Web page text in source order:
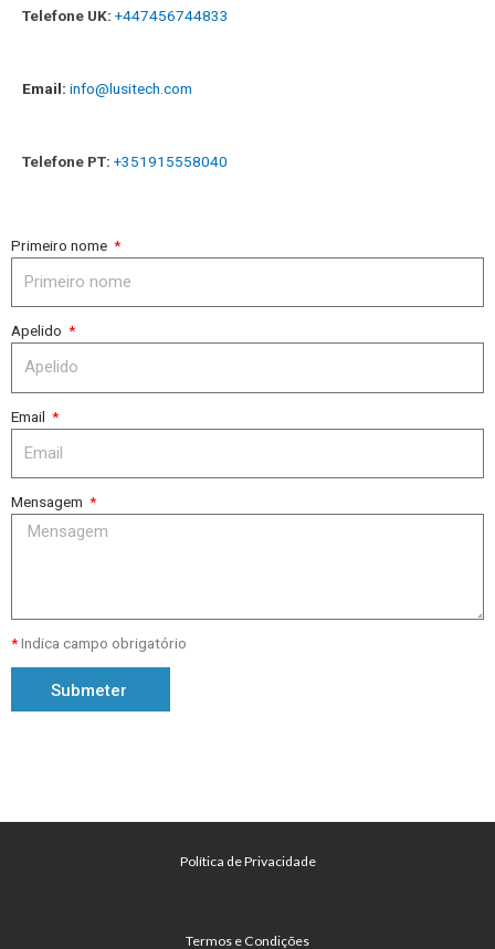
Telefone UK: +447456744833
Email: info@lusitech.com
Telefone PT: +351915558040
Primeiro nome
Apelido
Email
Mensagem
*Indica campo obrigatório
Submeter
Política de Privacidade
Termos e Condições